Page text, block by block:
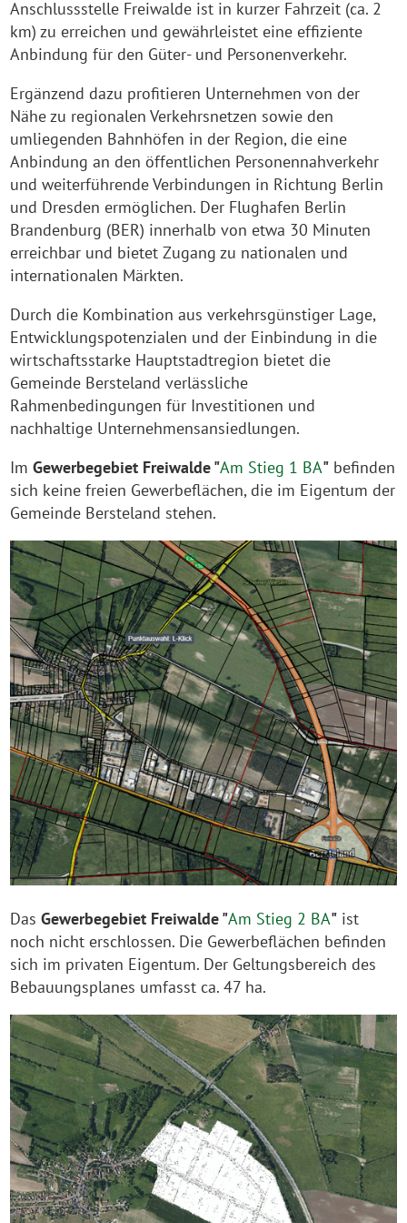
Anschlussstelle Freiwalde ist in kurzer Fahrzeit (ca. 2
km) zu erreichen und gewährleistet eine effiziente
Anbindung für den Güter- und Personenverkehr.
Ergänzend dazu profitieren Unternehmen von der
Nähe zu regionalen Verkehrsnetzen sowie den
umliegenden Bahnhöfen in der Region, die eine
Anbindung an den öffentlichen Personennahverkehr
und weiterführende Verbindungen in Richtung Berlin
und Dresden ermöglichen. Der Flughafen Berlin
Brandenburg (BER) innerhalb von etwa 30 Minuten
erreichbar und bietet Zugang zu nationalen und
internationalen Märkten.
Durch die Kombination aus verkehrsgünstiger Lage,
Entwicklungspotenzialen und der Einbindung in die
wirtschaftsstarke Hauptstadtregion bietet die
Gemeinde Bersteland verlässliche
Rahmenbedingungen für Investitionen und
nachhaltige Unternehmensansiedlungen.
ImGewerbegebiet Freiwalde "Am Stieg 1 BA" befinden
sich keine freien Gewerbeflächen, die im Eigentum der
Gemeinde Bersteland stehen.
DasGewerbegebiet Freiwalde "Am Stieg 2 BA" ist
noch nicht erschlossen. Die Gewerbeflächen befinden
sich im privaten Eigentum. Der Geltungsbereich des
Bebauungsplanes umfasst ca. 47 ha.